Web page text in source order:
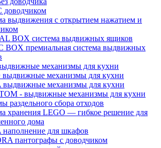
доводчиком
выдвижения с открытием нажатием и
BOX система выдвижных ящиков
BOX премиальная система выдвижных
механизмы для кухни
механизмы для кухни
выдвижные механизмы для кухни
- выдвижные механизмы для кухни
раздельного сбора отходов
хранения LEGO — гибкое решение для
дома
для шкафов
пантографы с доводчиком